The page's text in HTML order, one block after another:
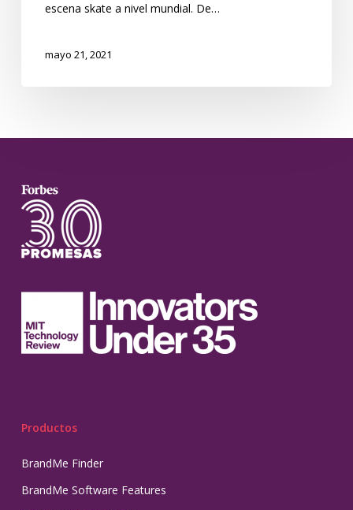
escena skate a nivel mundial. De…
mayo 21, 2021
Productos
BrandMe Finder
BrandMe Software Features